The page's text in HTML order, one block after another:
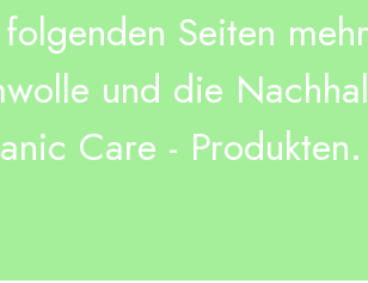
Seiten
und die
Care - Produkten.